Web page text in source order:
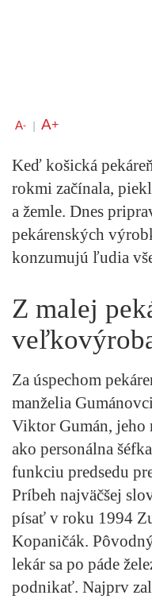
A- | A+
Keď košická
rokmi začínala,
a žemle. Dnes
pekárenských
konzumujú ľudia
Z malej
Za úspechom
manželia
Viktor Gumán, jeho
ako personálna
funkciu predsedu
Príbeh najväčšej
písať v roku 1994
Kopaničák.
lekár sa po páde
podnikať. Najprv